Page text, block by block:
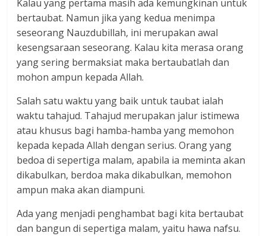
Kalau yang pertama masih ada kemungkinan untuk
bertaubat. Namun jika yang kedua menimpa
seseorang Nauzdubillah, ini merupakan awal
kesengsaraan seseorang. Kalau kita merasa orang
yang sering bermaksiat maka bertaubatlah dan
mohon ampun kepada Allah.
Salah satu waktu yang baik untuk taubat ialah
waktu tahajud. Tahajud merupakan jalur istimewa
atau khusus bagi hamba-hamba yang memohon
kepada kepada Allah dengan serius. Orang yang
bedoa di sepertiga malam, apabila ia meminta akan
dikabulkan, berdoa maka dikabulkan, memohon
ampun maka akan diampuni.
Ada yang menjadi penghambat bagi kita bertaubat
dan bangun di sepertiga malam, yaitu hawa nafsu.